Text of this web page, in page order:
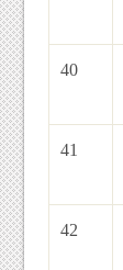
40
41
42